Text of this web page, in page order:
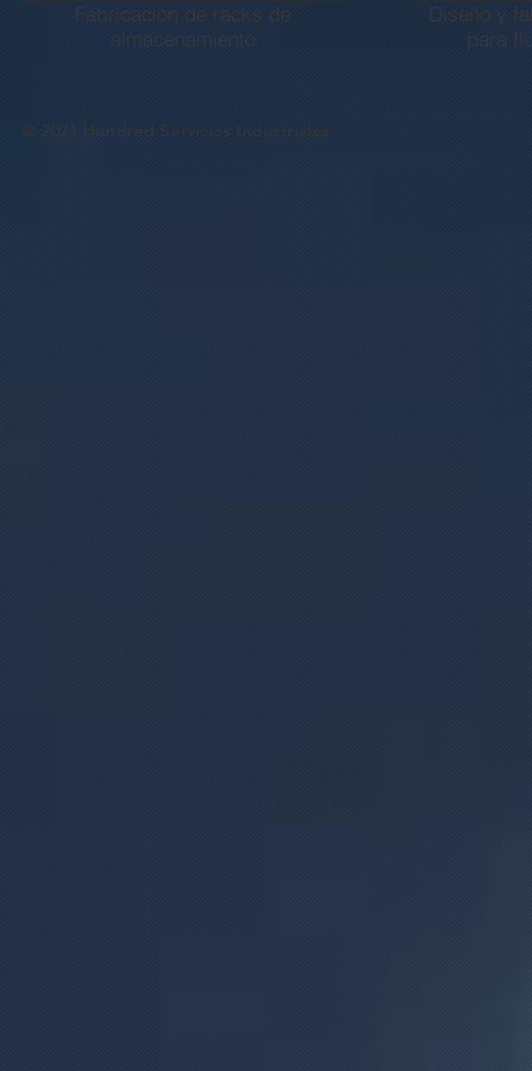
Fabricación de racks de
almacenamiento
Diseño y
para
© 2021 Hundred Servicios Industriales